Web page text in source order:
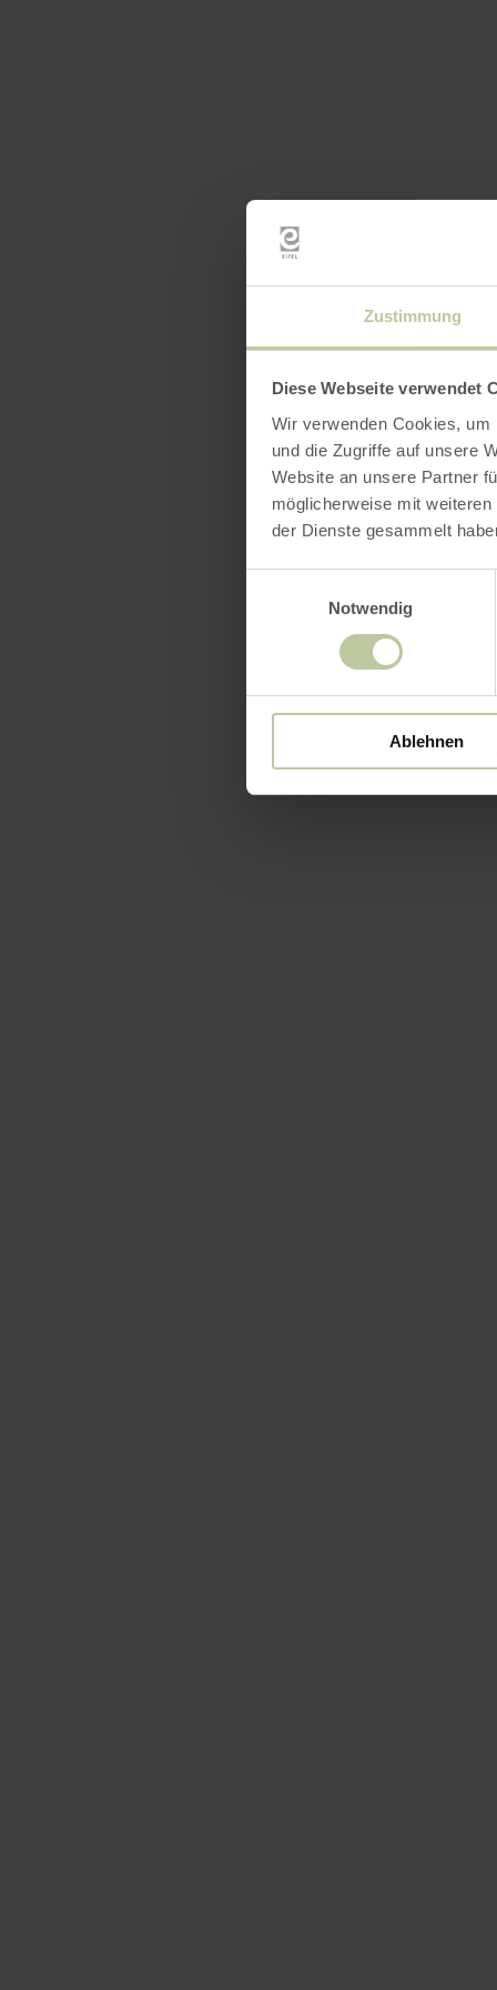
Zustimmung
Diese Webseite verwendet
Wir verwenden Cookies,
und die Zugriffe auf unsere
Website an unsere Partner
möglicherweise mit
der Dienste gesammelt
Notwendig
Ablehnen